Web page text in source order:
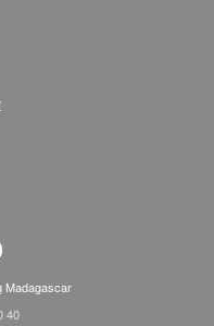
Madagascar
40